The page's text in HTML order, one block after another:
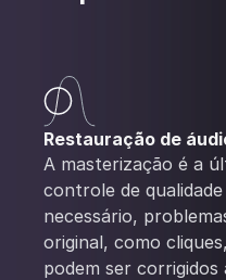
Restauração de
A masterização é a
controle de
necessário,
original, como
podem ser corrigidos